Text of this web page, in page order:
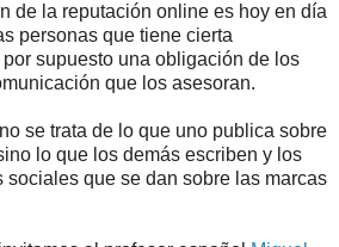
de la reputación online es hoy en día
personas que tiene cierta
supuesto una obligación de los
que los asesoran.
se trata de lo que uno publica sobre
lo que los demás escriben y los
sociales que se dan sobre las marcas